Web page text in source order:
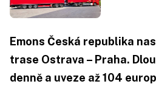
Emons Česká republika
trase Ostrava – Praha.
denně a uveze až 104